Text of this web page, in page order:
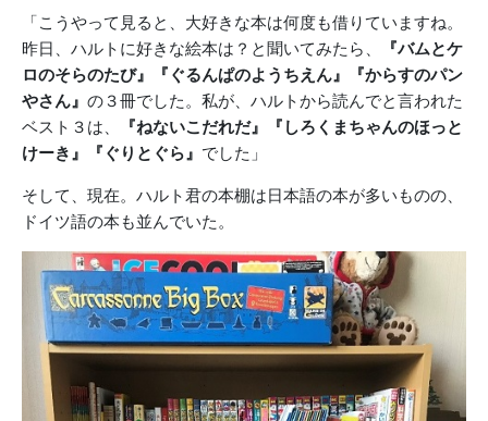
「こうやって見ると、大好きな本は何度も借りていますね。
昨日、ハルトに好きな絵本は？と聞いてみたら、
『バムとケ
ロのそらのたび』『ぐるんぱのようちえん』『からすのパン
やさん』 の３冊でした。私が、ハルトから読んでと言われた
ベスト３は、
『ねないこだれだ』『しろくまちゃんのほっと
けーき』『ぐりとぐら』 でした」
そして、現在。ハルト君の本棚は日本語の本が多いものの、
ドイツ語の本も並んでいた。